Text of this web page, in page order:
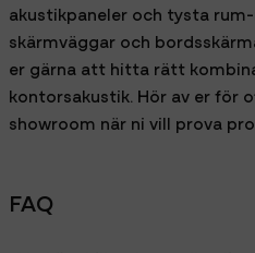
akustikpaneler och tysta
skärmväggar och
er gärna att hitta rätt
kontorsakustik. Hör av er för
showroom när ni vill prova
FAQ